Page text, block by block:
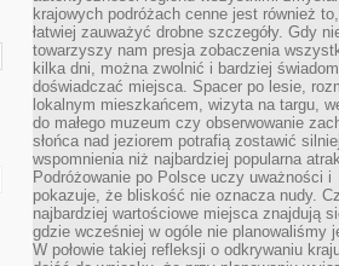
krajowych podróżach cenne jest również
łatwiej zauważyć drobne szczegóły. Gdy
towarzyszy nam presja zobaczenia
kilka dni, można zwolnić i bardziej
doświadczać miejsca. Spacer po lesie,
lokalnym mieszkańcem, wizyta na targu,
do małego muzeum czy obserwowanie
słońca nad jeziorem potrafią zostawić
wspomnienia niż najbardziej popularna
Podróżowanie po Polsce uczy uważności i
pokazuje, że bliskość nie oznacza nudy.
najbardziej wartościowe miejsca znajdują
gdzie wcześniej w ogóle nie planowaliśmy
W połowie takiej refleksji o odkrywaniu